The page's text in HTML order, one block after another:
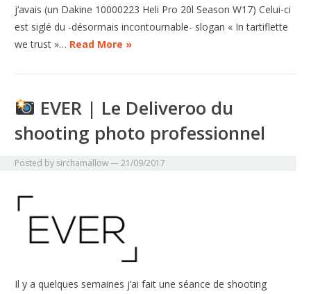
j’avais (un Dakine 10000223 Heli Pro 20l Season W17) Celui-ci
est siglé du -désormais incontournable- slogan « In tartiflette
we trust »… Read More »
EVER | Le Deliveroo du
shooting photo professionnel
Posted by sirchamallow—21/09/2017
Il y a quelques semaines j’ai fait une séance de shooting